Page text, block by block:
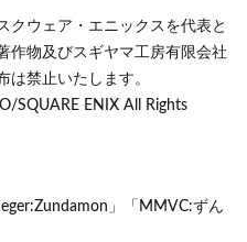
クウェア・エニックスを代表と
作物及びスギヤマ工房有限会社
は禁止いたします。
SQUARE ENIX All Rights
」「MMVC:ずん